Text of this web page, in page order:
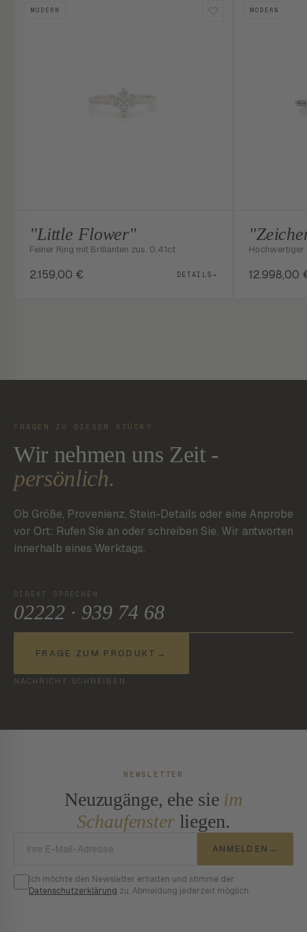
MODERN
"Little Flower"
Feiner Ring mit Brillanten zus. 0,41ct
2.159,00 € DETAILS→
MODERN
Hochwertiger
12.998,00
FRAGEN ZU DIESEM STÜCK?
Wir nehmen uns Zeit -
persönlich.
Ob Größe, Provenienz, Stein-Details oder eine Anprobe
vor Ort: Rufen Sie an oder schreiben Sie. Wir antworten
innerhalb eines Werktags.
DIREKT SPRECHEN
02222 · 939 74 68
FRAGE ZUM PRODUKT →
NACHRICHT SCHREIBEN
NEWSLETTER
Neuzugänge, ehe sie im
Schaufensterliegen.
ANMELDEN →
Ich möchte den Newsletter erhalten und stimme der
Datenschutzerklärung zu. Abmeldung jederzeit möglich.